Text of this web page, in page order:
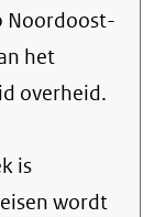
Noordoost-
het
overheid.
is
wordt